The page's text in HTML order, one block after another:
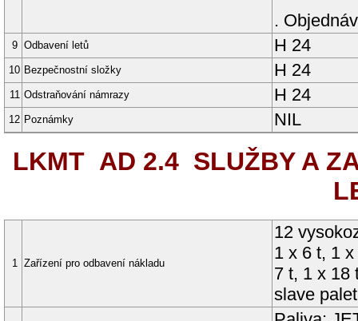
.
9 Odbavení letů H 24
10 Bezpečnostní složky H 24
11 Odstraňování námrazy H 24
12 Poznámky NIL
LKMT AD 2.4 SLUŽBY A
1 Zařízení pro odbavení nákladu
12
1 x 6 t, 1
7 t, 1 x 18
slave